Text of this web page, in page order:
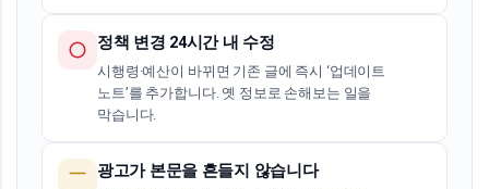
정책 변경 24시간 내 수정
시행령·예산이 바뀌면 기존 글에 즉시 ‘업데이트
노트’를 추가합니다. 옛 정보로 손해보는 일을
막습니다.
광고가 본문을 흔들지 않습니다